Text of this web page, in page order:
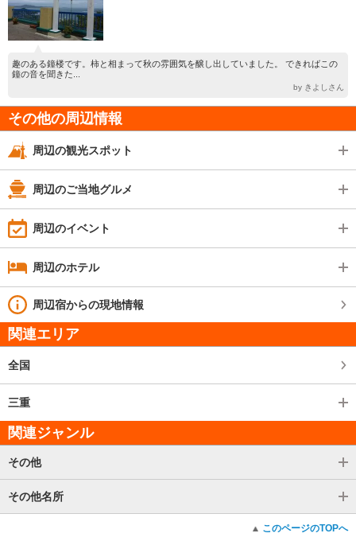
趣のある鐘楼です。柿と相まって秋の雰囲気を醸し出していました。 できればこの
鐘の音を聞きた...
by きよしさん
その他の周辺情報
周辺の観光スポット
周辺のご当地グルメ
周辺のイベント
周辺のホテル
周辺宿からの現地情報
関連エリア
全国
三重
関連ジャンル
その他
その他名所
このページのTOPへ